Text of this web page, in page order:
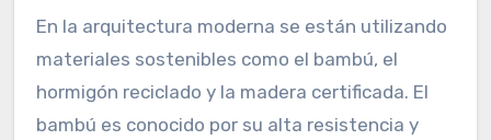
En la arquitectura moderna se están utilizando
materiales sostenibles como el bambú, el
hormigón reciclado y la madera certificada. El
bambú es conocido por su alta resistencia y